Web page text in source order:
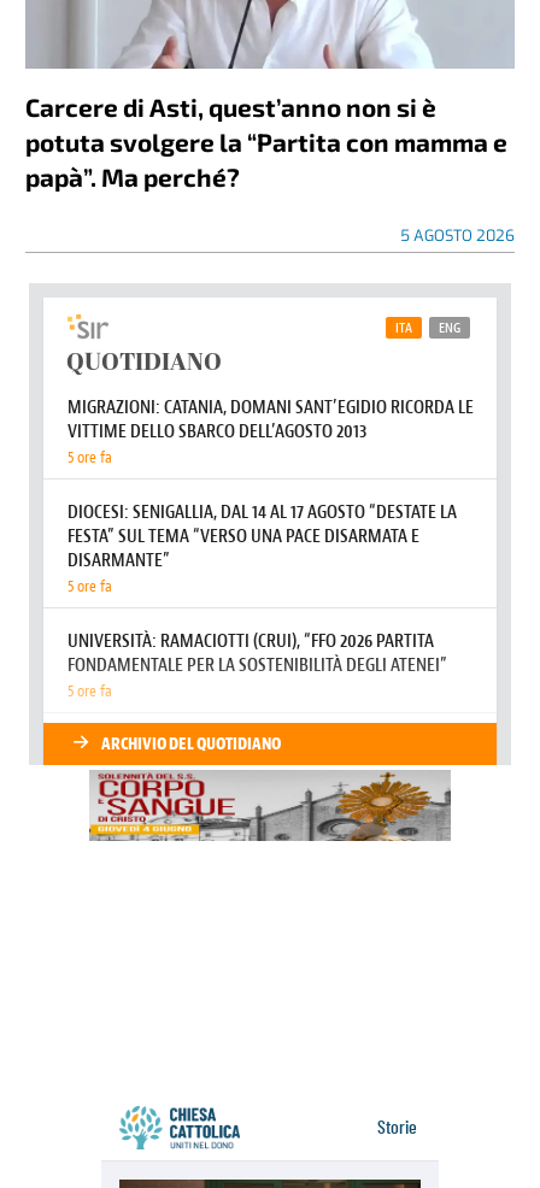
Carcere di Asti, quest’anno non si è
potuta svolgere la “Partita con mamma e
papà”. Ma perché?
5 AGOSTO 2026